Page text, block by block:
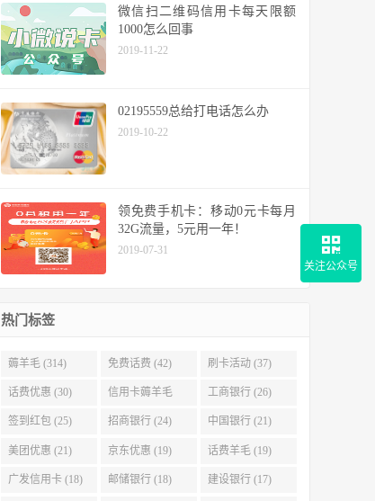
微信扫二维码信用卡每天限额
1000怎么回事
2019-11-22
02195559总给打电话怎么办
2019-10-22
领免费手机卡：移动0元卡每月
32G流量，5元用一年！
2019-07-31
热门标签
薅羊毛 (314) 免费话费 (42) 刷卡活动 (37)
话费优惠 (30) 信用卡薅羊毛
(29)
工商银行 (26)
签到红包 (25) 招商银行 (24) 中国银行 (21)
美团优惠 (21) 京东优惠 (19) 话费羊毛 (19)
广发信用卡 (18) 邮储银行 (18) 建设银行 (17)
关注公众号